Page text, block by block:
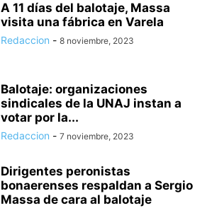
A 11 días del balotaje, Massa
visita una fábrica en Varela
Redaccion - 8 noviembre, 2023
Balotaje: organizaciones
sindicales de la UNAJ instan a
votar por la...
Redaccion - 7 noviembre, 2023
Dirigentes peronistas
bonaerenses respaldan a Sergio
Massa de cara al balotaje